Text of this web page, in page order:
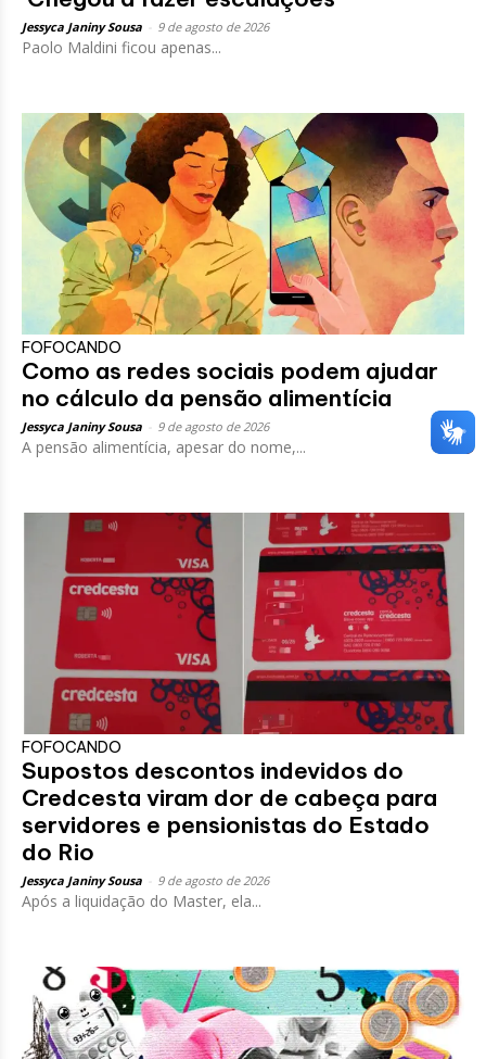
Jessyca Janiny Sousa 9 de agosto de 2026
Paolo Maldini ficou apenas...
FOFOCANDO
Como as redes sociais podem ajudar
no cálculo da pensão alimentícia
Jessyca Janiny Sousa 9 de agosto de 2026
A pensão alimentícia, apesar do nome,...
FOFOCANDO
Supostos descontos indevidos do
Credcesta viram dor de cabeça para
servidores e pensionistas do Estado
do Rio
Jessyca Janiny Sousa 9 de agosto de 2026
Após a liquidação do Master, ela...